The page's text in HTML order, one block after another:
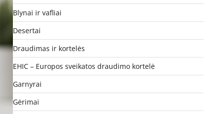
Blynai ir vafliai
Desertai
Draudimas ir kortelės
EHIC – Europos sveikatos draudimo kortelė
Garnyrai
Gėrimai